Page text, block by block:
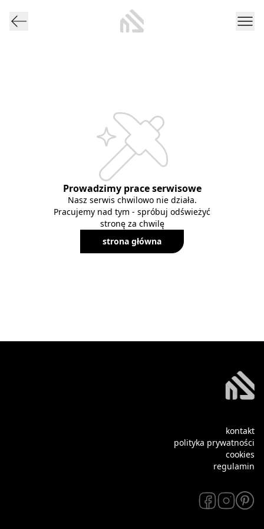
Prowadzimy prace serwisowe
Nasz serwis chwilowo nie działa.
Pracujemy nad tym - spróbuj odświeżyć
stronę za chwilę
strona główna
kontakt
polityka prywatności
cookies
regulamin